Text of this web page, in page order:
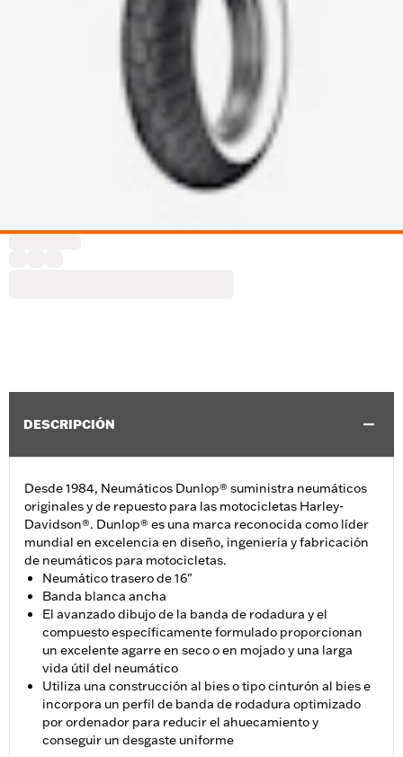
DESCRIPCIÓN
Desde 1984, Neumáticos Dunlop® suministra neumáticos
originales y de repuesto para las motocicletas Harley-
Davidson®. Dunlop® es una marca reconocida como líder
mundial en excelencia en diseño, ingeniería y fabricación
de neumáticos para motocicletas.
Neumático trasero de 16"
Banda blanca ancha
El avanzado dibujo de la banda de rodadura y el
compuesto específicamente formulado proporcionan
un excelente agarre en seco o en mojado y una larga
vida útil del neumático
Utiliza una construcción al bies o tipo cinturón al bies e
incorpora un perfil de banda de rodadura optimizado
por ordenador para reducir el ahuecamiento y
conseguir un desgaste uniforme